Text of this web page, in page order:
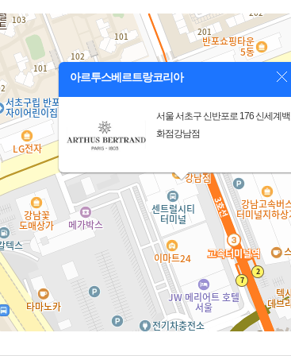
아르투스베르트랑코리아
서울 서초구 신반포로 176 신세계백
화점강남점